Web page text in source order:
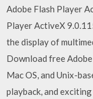
Adobe Flash Player
Player ActiveX
the display of
Download free
Mac OS, and Unix-
playback, and